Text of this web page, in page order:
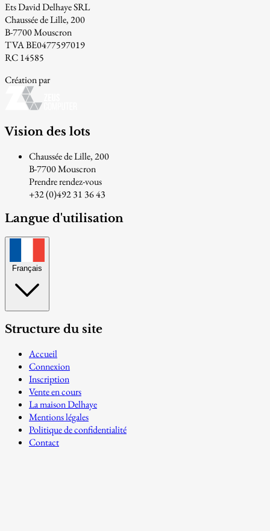
Ets David Delhaye SRL
Chaussée de Lille, 200
B-7700 Mouscron
TVA BE0477597019
RC 14585
Création par
Vision des lots
Chaussée de Lille, 200
B-7700 Mouscron
Prendre rendez-vous
+32 (0)492 31 36 43
Langue d'utilisation
Français
Structure du site
Accueil
Connexion
Inscription
Vente en cours
La maison Delhaye
Mentions légales
Politique de confidentialité
Contact